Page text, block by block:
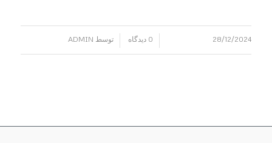
28/12/2024 0 دیدگاه توسط ADMIN